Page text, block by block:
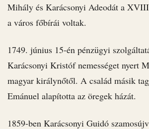
Mihály és Karácsonyi Adeodát a
a város főbírái voltak.
1749. június 15-én pénzügyi
Karácsonyi Kristóf nemességet nyert
magyar királynőtől. A család másik
Emánuel alapította az öregek házát.
1859-ben Karácsonyi Guidó